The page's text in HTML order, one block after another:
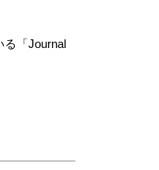
る「Journal